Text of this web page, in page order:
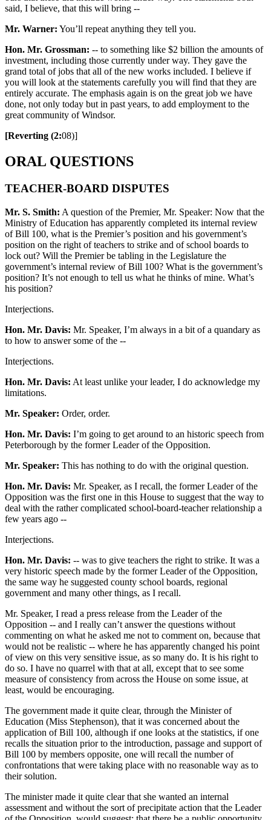
said, I believe, that this will bring --
Mr. Warner: You’ll repeat anything they tell you.
Hon. Mr. Grossman: -- to something like $2 billion the amounts of
investment, including those currently under way. They gave the
grand total of jobs that all of the new works included. I believe if
you will look at the statements carefully you will find that they are
entirely accurate. The emphasis again is on the great job we have
done, not only today but in past years, to add employment to the
great community of Windsor.
[Reverting (2:08)]
ORAL QUESTIONS
TEACHER-BOARD DISPUTES
Mr. S. Smith: A question of the Premier, Mr. Speaker: Now that the
Ministry of Education has apparently completed its internal review
of Bill 100, what is the Premier’s position and his government’s
position on the right of teachers to strike and of school boards to
lock out? Will the Premier be tabling in the Legislature the
government’s internal review of Bill 100? What is the government’s
position? It’s not enough to tell us what he thinks of mine. What’s
his position?
Interjections.
Hon. Mr. Davis: Mr. Speaker, I’m always in a bit of a quandary as
to how to answer some of the --
Interjections.
Hon. Mr. Davis: At least unlike your leader, I do acknowledge my
limitations.
Mr. Speaker: Order, order.
Hon. Mr. Davis: I’m going to get around to an historic speech from
Peterborough by the former Leader of the Opposition.
Mr. Speaker: This has nothing to do with the original question.
Hon. Mr. Davis: Mr. Speaker, as I recall, the former Leader of the
Opposition was the first one in this House to suggest that the way to
deal with the rather complicated school-board-teacher relationship a
few years ago --
Interjections.
Hon. Mr. Davis: -- was to give teachers the right to strike. It was a
very historic speech made by the former Leader of the Opposition,
the same way he suggested county school boards, regional
government and many other things, as I recall.
Mr. Speaker, I read a press release from the Leader of the
Opposition -- and I really can’t answer the questions without
commenting on what he asked me not to comment on, because that
would not be realistic -- where he has apparently changed his point
of view on this very sensitive issue, as so many do. It is his right to
do so. I have no quarrel with that at all, except that to see some
measure of consistency from across the House on some issue, at
least, would be encouraging.
The government made it quite clear, through the Minister of
Education (Miss Stephenson), that it was concerned about the
application of Bill 100, although if one looks at the statistics, if one
recalls the situation prior to the introduction, passage and support of
Bill 100 by members opposite, one will recall the number of
confrontations that were taking place with no reasonable way as to
their solution.
The minister made it quite clear that she wanted an internal
assessment and without the sort of precipitate action that the Leader